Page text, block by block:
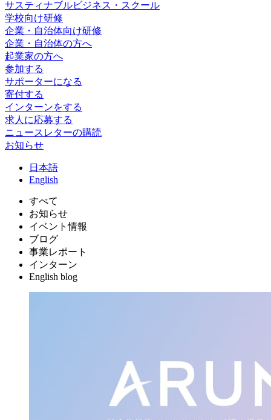
サスティナブルビジネス・スクール
学校向け研修
企業・自治体向け研修
企業・自治体の方へ
起業家の方へ
参加する
サポーターになる
寄付する
インターンをする
求人に応募する
ニュースレターの購読
お知らせ
日 本語
English
すべて
お知らせ
イベント情報
ブログ
事業レポート
インターン
English blog